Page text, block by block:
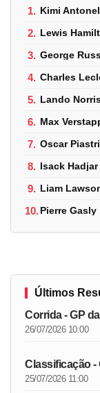
1. Kimi
2. Lewis
3. George
4. Charles
5. Lando
6. Max
7. Oscar Piastri
8. Isack Hadjar
9. Liam
10.Pierre Gasly
Últimos
Corrida - GP
26/07/2026 10:00
Classificação -
25/07/2026 11:00